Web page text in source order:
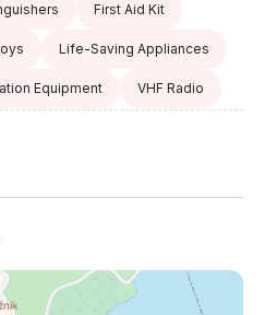
First Aid Kit
Life-Saving Appliances
Equipment VHF Radio